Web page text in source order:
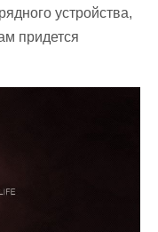
устройства,
придется